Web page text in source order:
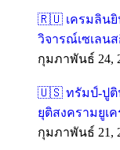
🇷🇺 เครมลินยิ
วิจารณ์เซเล
กุมภาพันธ์ 24,
🇺🇸 ทรัมป์-ปูติ
ยุติสงครามยูเ
กุมภาพันธ์ 21,